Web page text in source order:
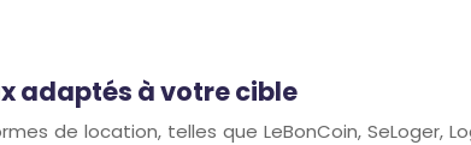
adaptés à votre cible
de location, telles que LeBonCoin, SeLoger,